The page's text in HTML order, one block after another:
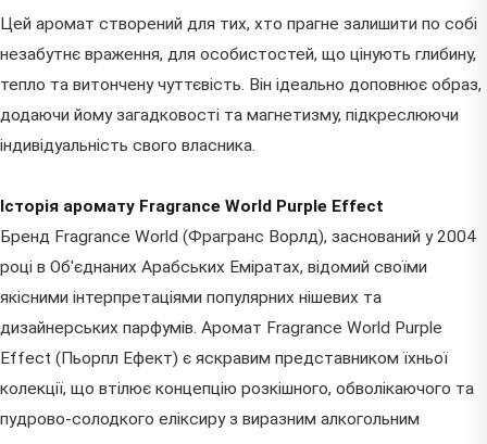
Цей аромат створений для тих, хто прагне залишити по собі
незабутнє враження, для особистостей, що цінують глибину,
тепло та витончену чуттєвість. Він ідеально доповнює образ,
додаючи йому загадковості та магнетизму, підкреслюючи
індивідуальність свого власника.
Історія аромату Fragrance World Purple Effect
Бренд Fragrance World (Фрагранс Ворлд), заснований у 2004
році в Об'єднаних Арабських Еміратах, відомий своїми
якісними інтерпретаціями популярних нішевих та
дизайнерських парфумів. Аромат Fragrance World Purple
Effect (Пьорпл Ефект) є яскравим представником їхньої
колекції, що втілює концепцію розкішного, обволікаючого та
пудрово-солодкого еліксиру з виразним алкогольним